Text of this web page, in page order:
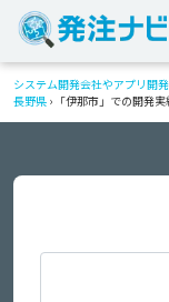
システム開発会社やアプリ開
長野県 › 「伊那市」での開発